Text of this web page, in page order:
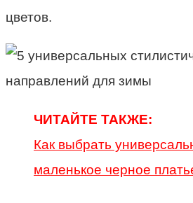
цветов.
ЧИТАЙТЕ ТАКЖЕ:
Как выбрать
маленькое черное